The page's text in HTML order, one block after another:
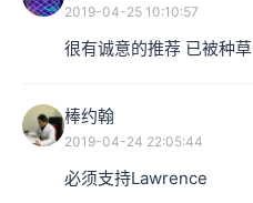
2019-04-25 10:10:57
很有诚意的推荐 已被种草
棒约翰
2019-04-24 22:05:44
必须支持Lawrence